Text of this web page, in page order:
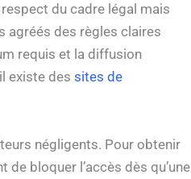
du cadre légal mais
agréés des règles claires
requis et la diffusion
existe des sites de
négligents. Pour obtenir
bloquer l’accès dès qu’une